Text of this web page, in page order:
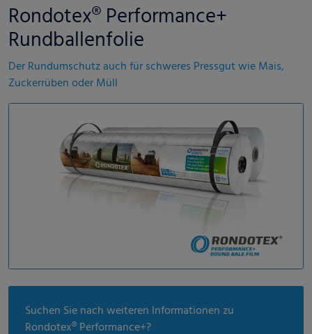
Rondotex® Performance+
Rundballenfolie
Der Rundumschutz auch für schweres Pressgut wie Mais,
Zuckerrüben oder Müll
Suchen Sie nach weiteren Informationen zu
Rondotex® Performance+?